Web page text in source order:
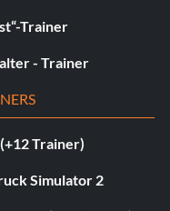
Trainer
- Trainer
Trainer)
Simulator 2